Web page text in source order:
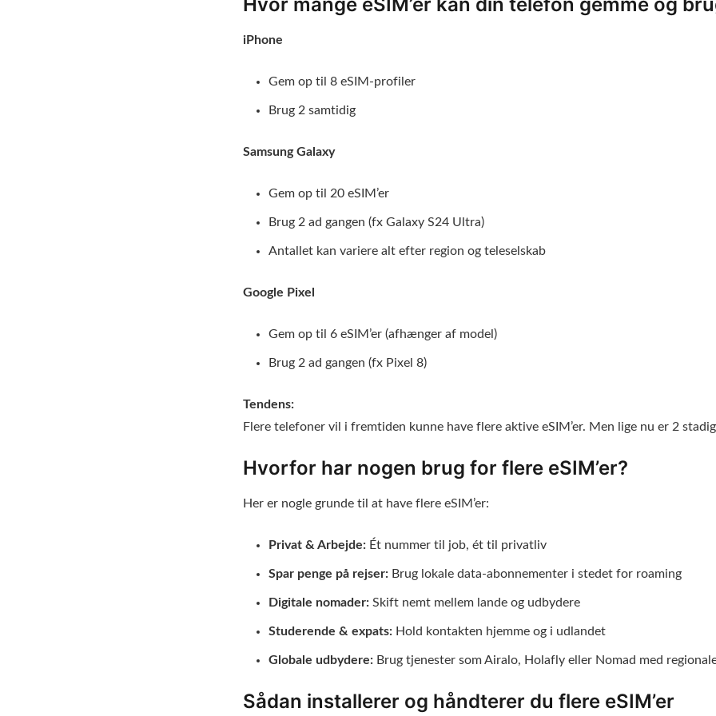
iPhone
Gem op til 8 eSIM-profiler
Brug 2 samtidig
Samsung Galaxy
Gem op til 20 eSIM’er
Brug 2 ad gangen (fx Galaxy S24 Ultra)
Antallet kan variere alt efter region og teleselskab
Google Pixel
Gem op til 6 eSIM’er (afhænger af model)
Brug 2 ad gangen (fx Pixel 8)
Tendens:
Flere telefoner vil i fremtiden kunne have flere aktive eSIM’er. Men lige nu er 2
Hvorfor har nogen brug for flere eSIM’er?
Her er nogle grunde til at have flere eSIM’er:
Privat & Arbejde: Ét nummer til job, ét til privatliv
Spar penge på rejser: Brug lokale data-abonnementer i stedet for roaming
Digitale nomader: Skift nemt mellem lande og udbydere
Studerende & expats: Hold kontakten hjemme og i udlandet
Globale udbydere: Brug tjenester som Airalo, Holafly eller Nomad med
Sådan installerer og håndterer du flere eSIM’er